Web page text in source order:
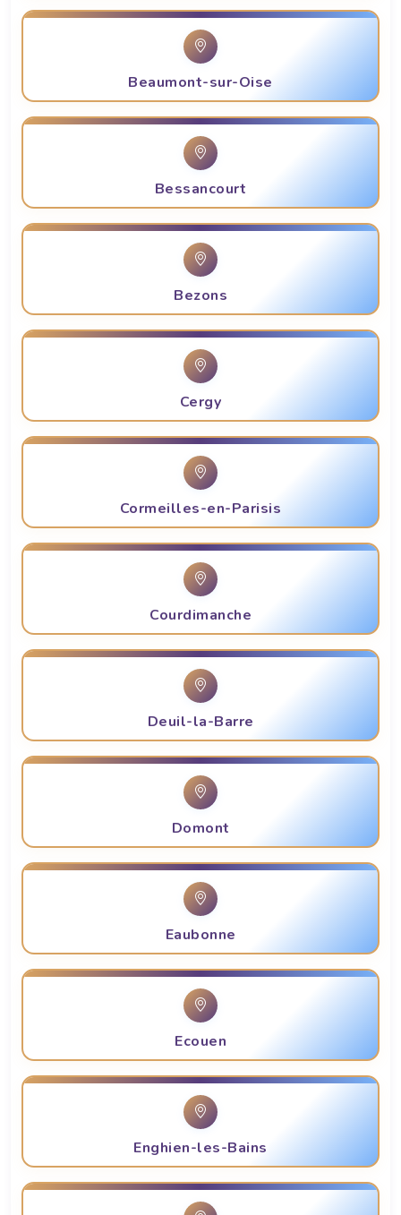
Beaumont-sur-Oise
Bessancourt
Bezons
Cergy
Cormeilles-en-Parisis
Courdimanche
Deuil-la-Barre
Domont
Eaubonne
Ecouen
Enghien-les-Bains